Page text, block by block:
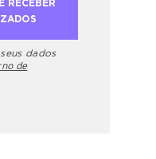
dados
de